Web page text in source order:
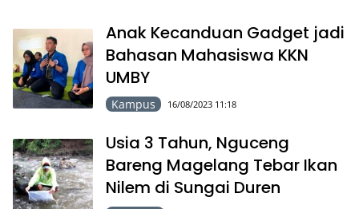
Anak Kecanduan Gadget jadi
Bahasan Mahasiswa KKN
UMBY
Kampus 16/08/2023 11:18
Usia 3 Tahun, Nguceng
Bareng Magelang Tebar Ikan
Nilem di Sungai Duren